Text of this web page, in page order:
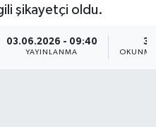
şikayetçi oldu.
03.06.2026 - 09:40
YAYINLANMA
3